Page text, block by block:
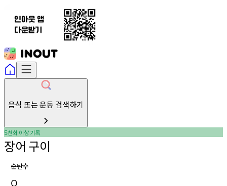
음식 또는 운동 검색하기
5천회 이상기록
장어 구이
순탄수
0